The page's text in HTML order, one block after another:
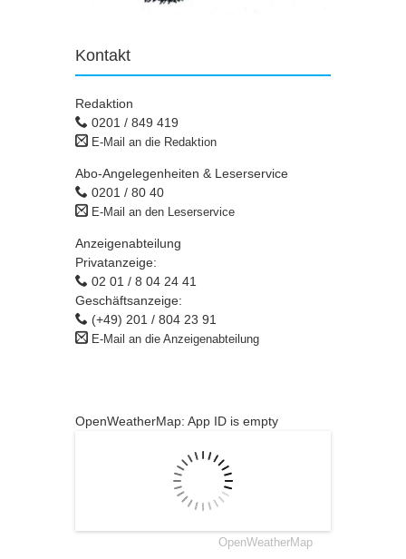
Kontakt
Redaktion
0201 / 849 419
E-Mail an die Redaktion
Abo-Angelegenheiten & Leserservice
0201 / 80 40
E-Mail an den Leserservice
Anzeigenabteilung
Privatanzeige:
02 01 / 8 04 24 41
Geschäftsanzeige:
(+49) 201 / 804 23 91
E-Mail an die Anzeigenabteilung
OpenWeatherMap: App ID is empty
OpenWeatherMap